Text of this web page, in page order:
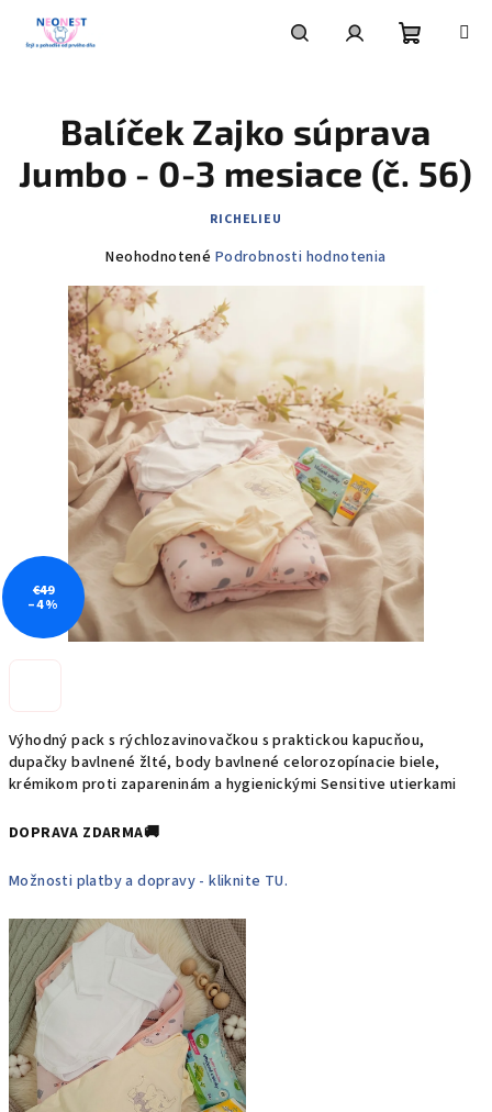
obsah
košík
Výhodný pack s rýchlozavinovačkou s praktickou kapucňou,
dupačky bavlnené žlté, body bavlnené celorozopínacie biele,
krémikom proti zapareninám a hygienickými Sensitive utierkami
DOPRAVA ZDARMA🚚
Možnosti platby a dopravy - kliknite TU.
Balíček Zajko súprava
Jumbo - 0-3 mesiace (č. 56)
RICHELIEU
Priemerné
produktu
je
0,0
z
5
hviezdičiek.
Neohodnotené Podrobnosti hodnotenia
€49
–4 %